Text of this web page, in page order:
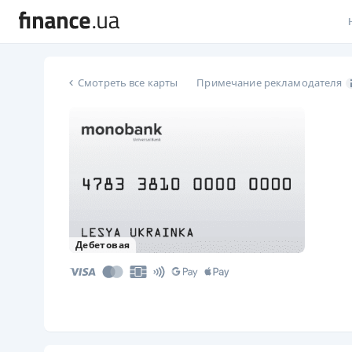
Смотреть все карты Примечание рекламодателя
Дебетовая